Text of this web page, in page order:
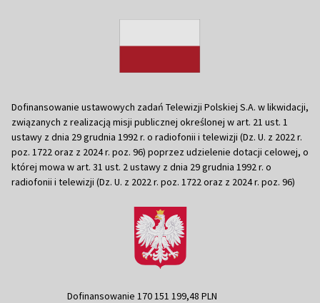
Dofinansowanie ustawowych zadań Telewizji Polskiej S.A. w likwidacji,
związanych z realizacją misji publicznej określonej w art. 21 ust. 1
ustawy z dnia 29 grudnia 1992 r. o radiofonii i telewizji (Dz. U. z 2022 r.
poz. 1722 oraz z 2024 r. poz. 96) poprzez udzielenie dotacji celowej, o
której mowa w art. 31 ust. 2 ustawy z dnia 29 grudnia 1992 r. o
radiofonii i telewizji (Dz. U. z 2022 r. poz. 1722 oraz z 2024 r. poz. 96)
Dofinansowanie 170 151 199,48 PLN